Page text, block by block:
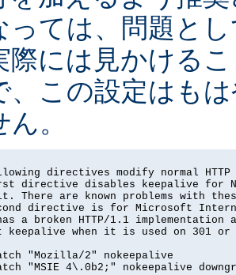
っては、問題と
際には見かける
、この設定はも
。
directives modify normal HTTP
directive disables keepalive for
There are known problems with
directive is for Microsoft
a broken HTTP/1.1 implementation
keepalive when it is used on 301
"Mozilla/2" nokeepalive
"MSIE 4\.0b2;" nokeepalive